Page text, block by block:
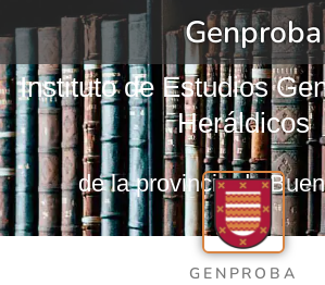
Genproba
Instituto de Estudios
Heráldicos
de la provincia de
GENPROBA